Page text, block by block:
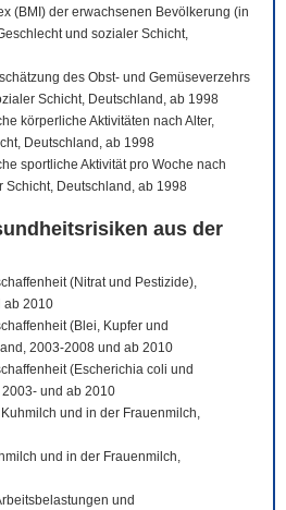
(BMI) der erwachsenen Bevölkerung (in
und sozialer Schicht,
des Obst- und Gemüseverzehrs
Schicht, Deutschland, ab 1998
körperliche Aktivitäten nach Alter,
Deutschland, ab 1998
sportliche Aktivität pro Woche nach
Schicht, Deutschland, ab 1998
aus der
(Nitrat und Pestizide),
ab 2010
(Blei, Kupfer und
2003-2008 und ab 2010
(Escherichia coli und
und ab 2010
und in der Frauenmilch,
und in der Frauenmilch,
und